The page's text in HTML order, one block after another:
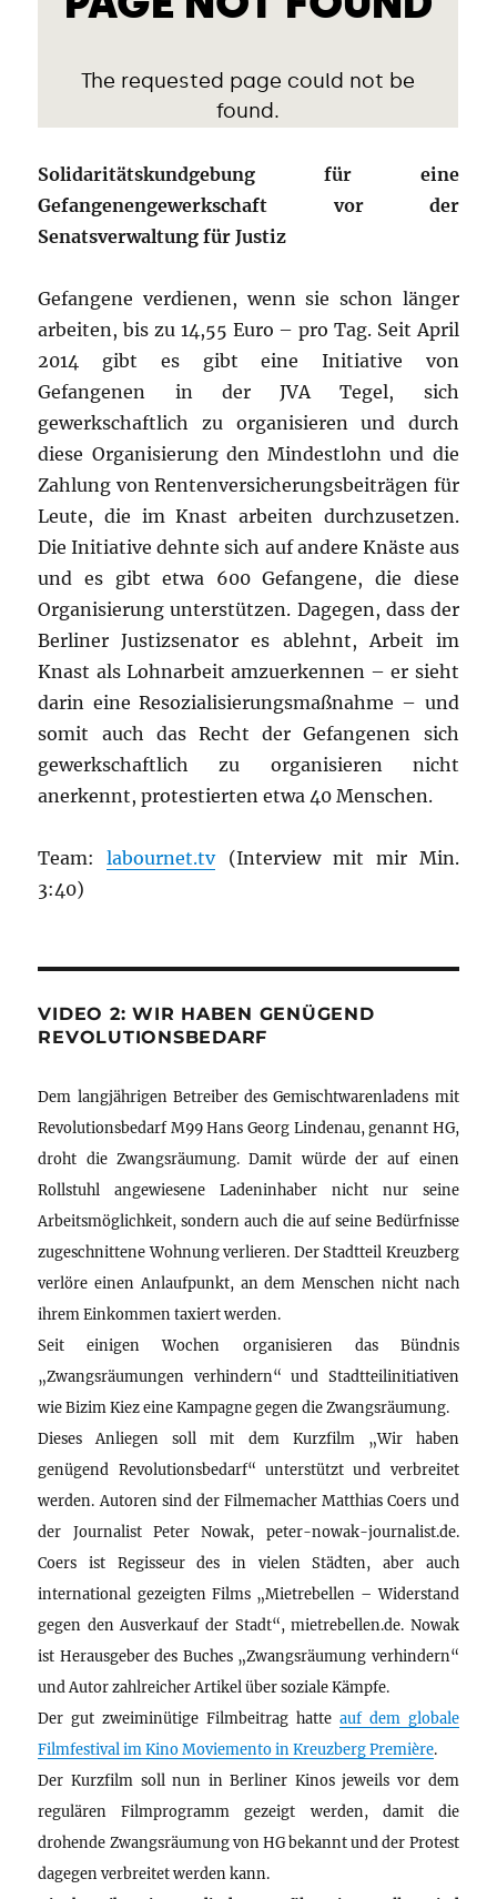
Solidaritätskundgebung für eine
Gefangenengewerkschaft vor der
Senatsverwaltung für Justiz
Gefangene verdienen, wenn sie schon länger
arbeiten, bis zu 14,55 Euro – pro Tag. Seit April
2014 gibt es gibt eine Initiative von
Gefangenen in der JVA Tegel, sich
gewerkschaftlich zu organisieren und durch
diese Organisierung den Mindestlohn und die
Zahlung von Rentenversicherungsbeiträgen für
Leute, die im Knast arbeiten durchzusetzen.
Die Initiative dehnte sich auf andere Knäste aus
und es gibt etwa 600 Gefangene, die diese
Organisierung unterstützen. Dagegen, dass der
Berliner Justizsenator es ablehnt, Arbeit im
Knast als Lohnarbeit amzuerkennen – er sieht
darin eine Resozialisierungsmaßnahme – und
somit auch das Recht der Gefangenen sich
gewerkschaftlich zu organisieren nicht
anerkennt, protestierten etwa 40 Menschen.
Team:labournet.tv(Interview mit mir Min.
3:40)
VIDEO 2: WIR HABEN GENÜGEND
REVOLUTIONSBEDARF
Dem langjährigen Betreiber des Gemischtwarenladens mit
Revolutionsbedarf M99 Hans Georg Lindenau, genannt HG,
droht die Zwangsräumung. Damit würde der auf einen
Rollstuhl angewiesene Ladeninhaber nicht nur seine
Arbeitsmöglichkeit, sondern auch die auf seine Bedürfnisse
zugeschnittene Wohnung verlieren. Der Stadtteil Kreuzberg
verlöre einen Anlaufpunkt, an dem Menschen nicht nach
ihrem Einkommen taxiert werden.
Seit einigen Wochen organisieren das Bündnis
„Zwangsräumungen verhindern“ und Stadtteilinitiativen
wie Bizim Kiez eine Kampagne gegen die Zwangsräumung.
Dieses Anliegen soll mit dem Kurzfilm „Wir haben
genügend Revolutionsbedarf“ unterstützt und verbreitet
werden. Autoren sind der Filmemacher Matthias Coers und
der Journalist Peter Nowak, peter-nowak-journalist.de.
Coers ist Regisseur des in vielen Städten, aber auch
international gezeigten Films „Mietrebellen – Widerstand
gegen den Ausverkauf der Stadt“, mietrebellen.de. Nowak
ist Herausgeber des Buches „Zwangsräumung verhindern“
und Autor zahlreicher Artikel über soziale Kämpfe.
Der gut zweiminütige Filmbeitrag hatte auf dem globale
Filmfestival im Kino Moviemento in Kreuzberg Première.
Der Kurzfilm soll nun in Berliner Kinos jeweils vor dem
regulären Filmprogramm gezeigt werden, damit die
drohende Zwangsräumung von HG bekannt und der Protest
dagegen verbreitet werden kann.